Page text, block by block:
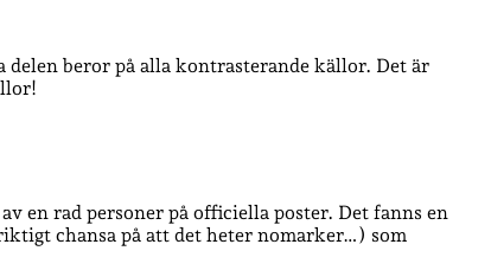
beror på alla kontrasterande källor. Det är
en rad personer på officiella poster. Det fanns en
chansa på att det heter nomarker…) som